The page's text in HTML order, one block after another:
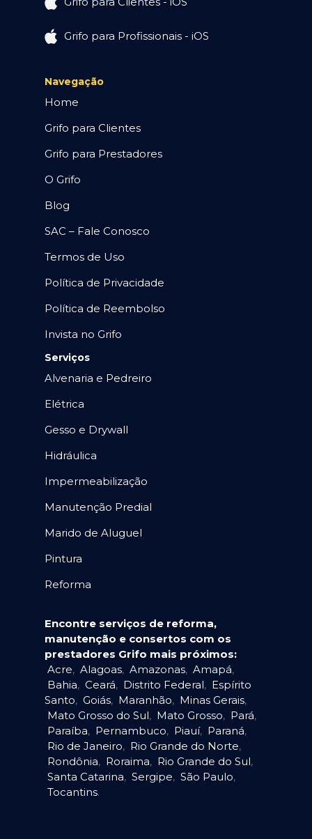
Grifo para Profissionais - iOS
Navegação
Home
Grifo para Clientes
Grifo para Prestadores
O Grifo
Blog
SAC – Fale Conosco
Termos de Uso
Política de Privacidade
Política de Reembolso
Invista no Grifo
Serviços
Alvenaria e Pedreiro
Elétrica
Gesso e Drywall
Hidráulica
Impermeabilização
Manutenção Predial
Marido de Aluguel
Pintura
Reforma
Encontre serviços de reforma,
manutenção e consertos com os
prestadores Grifo mais próximos:
Acre, Alagoas, Amazonas, Amapá,
Bahia, Ceará, Distrito Federal, Espírito
Santo, Goiás, Maranhão, Minas Gerais,
Mato Grosso do Sul, Mato Grosso, Pará,
Paraíba, Pernambuco, Piauí, Paraná,
Rio de Janeiro, Rio Grande do Norte,
Rondônia, Roraima, Rio Grande do Sul,
Santa Catarina, Sergipe, São Paulo,
Tocantins.